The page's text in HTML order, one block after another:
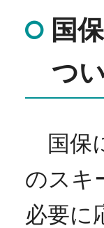
国
つ
国保
のスキ
必要に